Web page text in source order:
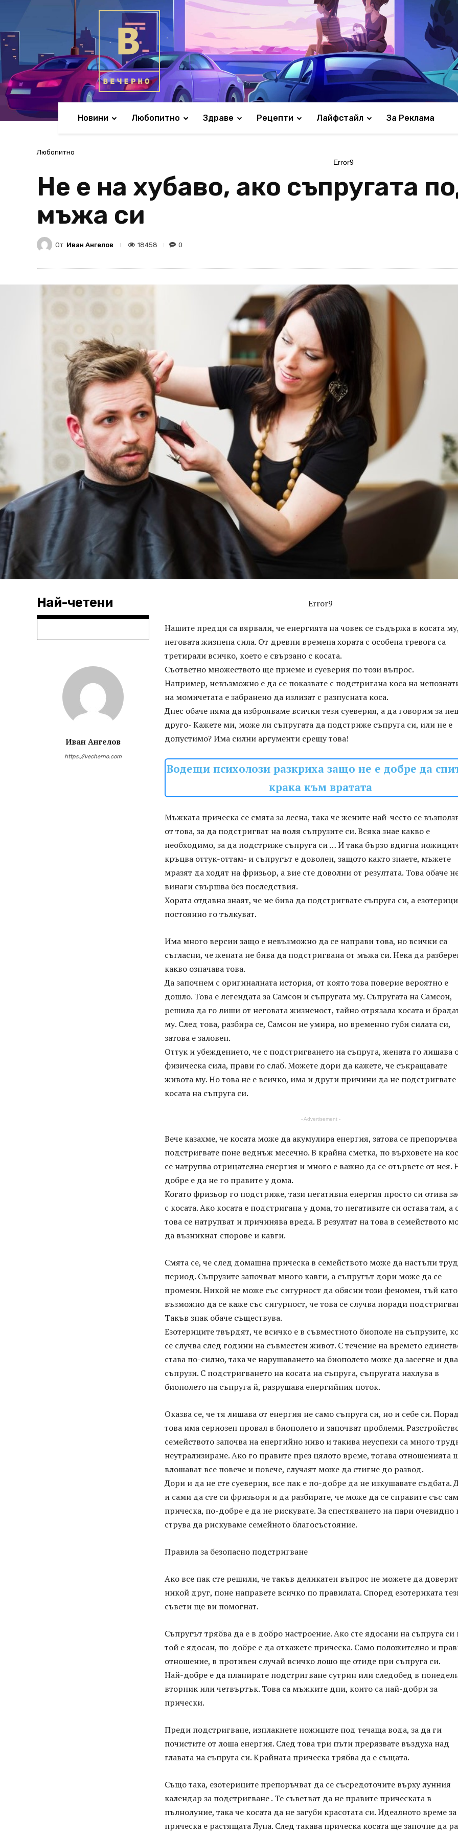
Новини Любопитно Здраве Рецепти Лайфстайл За Реклама
Любопитно
Error9
Не е на хубаво, ако съпругата
мъжа си
От Иван Ангелов 18458 0
Най-четени
Иван Ангелов
https://vecherno.com
Error9
Нашите предци са вярвали, че енергията на човек се съдържа в косата
неговата жизнена сила. От древни времена хората с особена тревога са
третирали всичко, което е свързано с косата.
Съответно множеството ще приеме и суеверия по този въпрос.
Например, невъзможно е да се показвате с подстригана коса на
на момичетата е забранено да излизат с разпусната коса.
Днес обаче няма да изброяваме всички тези суеверия, а да говорим за
друго- Кажете ми, може ли съпругата да подстриже съпруга си, или не е
допустимо? Има силни аргументи срещу това!
Водещи психолози разкриха защо не е добре да
крака към вратата
Мъжката прическа се смята за лесна, така че жените най-често се
от това, за да подстригват на воля съпрузите си. Всяка знае какво е
необходимо, за да подстриже съпруга си … И така бързо вдигна
кръцва оттук-оттам- и съпругът е доволен, защото както знаете, мъжете
мразят да ходят на фризьор, а вие сте доволни от резултата. Това обаче
винаги свършва без последствия.
Хората отдавна знаят, че не бива да подстригвате съпруга си, а
постоянно го тълкуват.
Има много версии защо е невъзможно да се направи това, но всички са
съгласни, че жената не бива да подстригвана от мъжа си. Нека да
какво означава това.
Да започнем с оригиналната история, от която това поверие вероятно е
дошло. Това е легендата за Самсон и съпругата му. Съпругата на Самсон,
решила да го лиши от неговата жизненост, тайно отрязала косата и
му. След това, разбира се, Самсон не умира, но временно губи силата си,
затова е заловен.
Оттук и убеждението, че с подстригването на съпруга, жената го лишава
физическа сила, прави го слаб. Можете дори да кажете, че съкращавате
живота му. Но това не е всичко, има и други причини да не подстригвате
косата на съпруга си.
- Advertisement -
Вече казахме, че косата може да акумулира енергия, затова се
подстригвате поне веднъж месечно. В крайна сметка, по върховете на
се натрупва отрицателна енергия и много е важно да се отървете от нея.
добре е да не го правите у дома.
Когато фризьор го подстриже, тази негативна енергия просто си отива
с косата. Ако косата е подстригана у дома, то негативите си остава там, а
това се натрупват и причинява вреда. В резултат на това в семейството
да възникнат спорове и кавги.
Смята се, че след домашна прическа в семейството може да настъпи
период. Съпрузите започват много кавги, а съпругът дори може да се
промени. Никой не може със сигурност да обясни този феномен, тъй
възможно да се каже със сигурност, че това се случва поради
Такъв знак обаче съществува.
Езотериците твърдят, че всичко е в съвместното биополе на съпрузите,
се случва след години на съвместен живот. С течение на времето
става по-силно, така че нарушаването на биополето може да засегне и
съпрузи. С подстригването на косата на съпруга, съпругата нахлува в
биополето на съпруга й, разрушава енергийния поток.
Оказва се, че тя лишава от енергия не само съпруга си, но и себе си.
това има сериозен провал в биополето и започват проблеми.
семейството започва на енергийно ниво и такива неуспехи са много
неутрализиране. Ако го правите през цялото време, тогава отношенията
влошават все повече и повече, случаят може да стигне до развод.
Дори и да не сте суеверни, все пак е по-добре да не изкушавате съдбата.
и сами да сте си фризьори и да разбирате, че може да се справите със
прическа, по-добре е да не рискувате. За спестяването на пари очевидно
струва да рискуваме семейното благосъстояние.
Правила за безопасно подстригване
Ако все пак сте решили, че такъв деликатен въпрос не можете да
никой друг, поне направете всичко по правилата. Според езотериката
съвети ще ви помогнат.
Съпругът трябва да е в добро настроение. Ако сте ядосани на съпруга си
той е ядосан, по-добре е да откажете прическа. Само положително и
отношение, в противен случай всичко лошо ще отиде при съпруга си.
Най-добре е да планирате подстригване сутрин или следобед в
вторник или четвъртък. Това са мъжките дни, които са най-добри за
прически.
Преди подстригване, изплакнете ножиците под течаща вода, за да ги
почистите от лоша енергия. След това три пъти прерязвате въздуха над
главата на съпруга си. Крайната прическа трябва да е същата.
Също така, езотериците препоръчват да се съсредоточите върху лунния
календар за подстригване . Те съветват да не правите прическата в
пълнолуние, така че косата да не загуби красотата си. Идеалното време за
прическа е растящата Луна. След такава прическа косата ще започне да